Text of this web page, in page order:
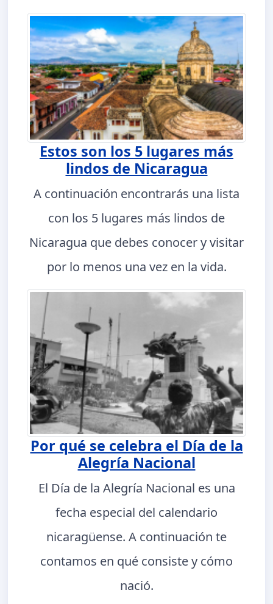
Estos son los 5 lugares más
lindos de Nicaragua
A continuación encontrarás una lista
con los 5 lugares más lindos de
Nicaragua que debes conocer y visitar
por lo menos una vez en la vida.
Por qué se celebra el Día de la
Alegría Nacional
El Día de la Alegría Nacional es una
fecha especial del calendario
nicaragüense. A continuación te
contamos en qué consiste y cómo
nació.